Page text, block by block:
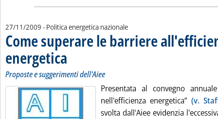
27/11/2009 - Politica energetica nazionale
Come superare le barriere
energetica
Proposte e suggerimenti dell'Aiee
Presentata al convegno
nell'efficienza energetica” (v.
svolta dall'Aiee evidenzia